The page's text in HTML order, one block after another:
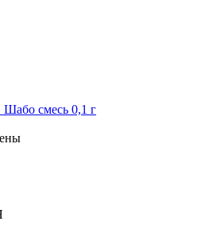
Шабо смесь 0,1 г